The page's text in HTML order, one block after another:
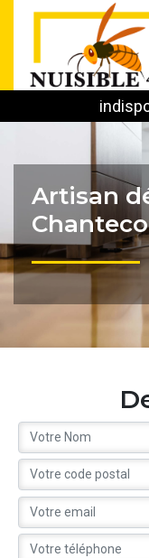
Artisan